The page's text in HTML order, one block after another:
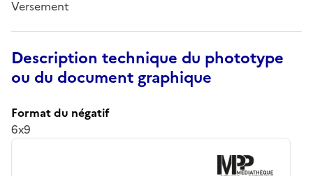
Versement
Description technique du phototype
ou du document graphique
Format du négatif
6x9